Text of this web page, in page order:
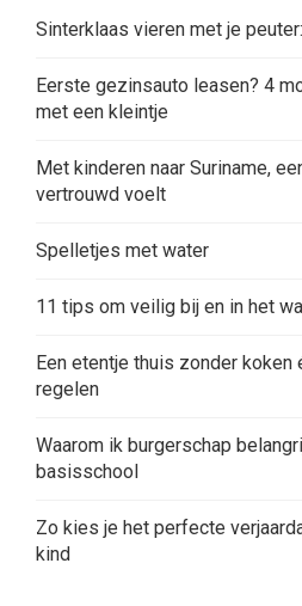
Sinterklaas vieren met je
Eerste gezinsauto leasen? 4
met een kleintje
Met kinderen naar Suriname,
vertrouwd voelt
Spelletjes met water
11 tips om veilig bij en in het
Een etentje thuis zonder koken
regelen
Waarom ik burgerschap
basisschool
Zo kies je het perfecte
kind